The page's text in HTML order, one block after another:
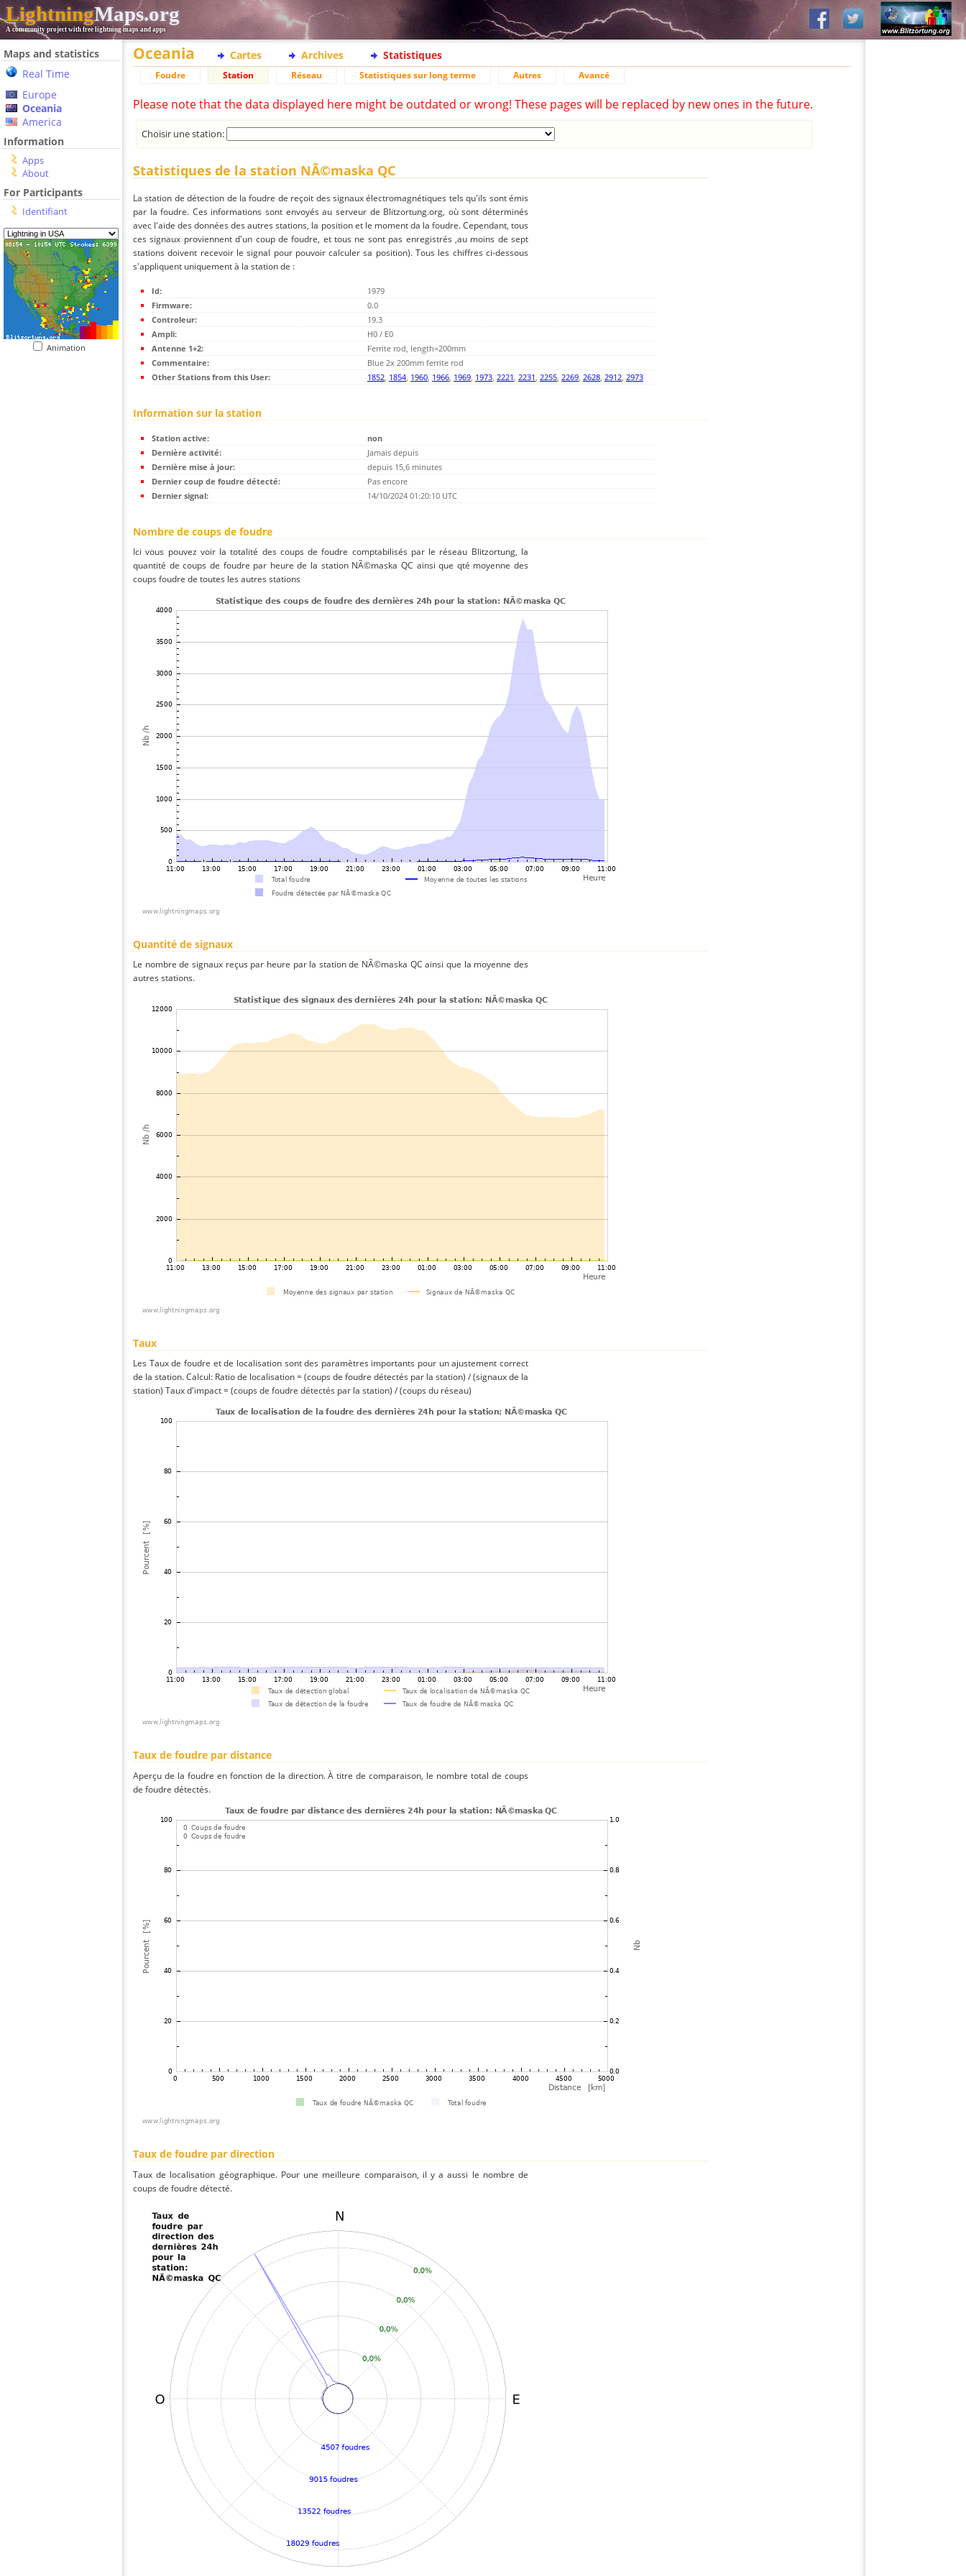
LightningMaps.org
A community project with free lightning maps and apps
Maps and statistics
Real Time
Europe
Oceania
America
Information
Apps
About
For Participants
Identifiant
Animation
Oceania Cartes Archives Statistiques
Foudre Station Réseau Statistiques sur long terme Autres Avancé
Please note that the data displayed here might be outdated or wrong! These pages will be replaced by new ones in the future.
Choisir une station:
Statistiques de la station NÃ©maska QC
La station de détection de la foudre de reçoit des signaux électromagnétiques tels qu'ils sont émis
par la foudre. Ces informations sont envoyés au serveur de Blitzortung.org, où sont déterminés
avec l'aide des données des autres stations, la position et le moment da la foudre. Cependant, tous
ces signaux proviennent d'un coup de foudre, et tous ne sont pas enregistrés ,au moins de sept
stations doivent recevoir le signal pour pouvoir calculer sa position). Tous les chiffres ci-dessous
s'appliquent uniquement à la station de :
Id:
1979
Firmware:
0.0
Controleur:
19.3
Ampli:
H0 / E0
Antenne 1+2:
Ferrite rod, length=200mm
Commentaire:
Blue 2x 200mm ferrite rod
Other Stations from this User:
1852, 1854, 1960, 1966, 1969, 1973, 2221, 2231, 2255, 2269, 2628, 2912, 2973
Information sur la station
Station active:
non
Dernière activité:
Jamais depuis
Dernière mise à jour:
depuis 15,6 minutes
Dernier coup de foudre détecté:
Pas encore
Dernier signal:
14/10/2024 01:20:10 UTC
Nombre de coups de foudre
Ici vous pouvez voir la totalité des coups de foudre comptabilisés par le réseau Blitzortung, la
quantité de coups de foudre par heure de la station NÃ©maska QC ainsi que qté moyenne des
coups foudre de toutes les autres stations
Quantité de signaux
Le nombre de signaux reçus par heure par la station de NÃ©maska QC ainsi que la moyenne des
autres stations.
Taux
Les Taux de foudre et de localisation sont des paramètres importants pour un ajustement correct
de la station. Calcul: Ratio de localisation = (coups de foudre détectés par la station) / (signaux de la
station) Taux d'impact = (coups de foudre détectés par la station) / (coups du réseau)
Taux de foudre par distance
Aperçu de la foudre en fonction de la direction. À titre de comparaison, le nombre total de coups
de foudre détectés.
Taux de foudre par direction
Taux de localisation géographique. Pour une meilleure comparaison, il y a aussi le nombre de
coups de foudre détecté.